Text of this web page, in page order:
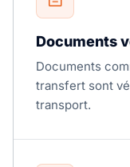
Documents
Documents
transfert sont
transport.